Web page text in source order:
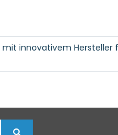
mit innovativem